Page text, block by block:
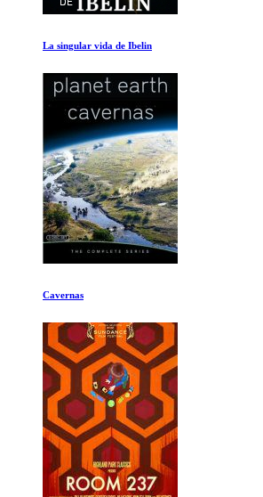
La Gran Inundacion
Ingredientes para la vida Ep 7-8